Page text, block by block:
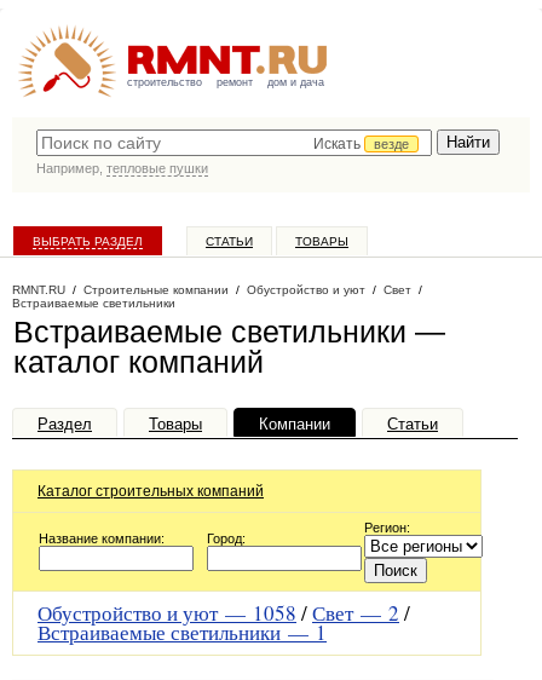
строительство ремонт дом и дача
Искать
везде
Например, тепловые пушки
ВЫБРАТЬ РАЗДЕЛ СТАТЬИ ТОВАРЫ
RMNT.RU / Строительные компании / Обустройство и уют / Свет /
Встраиваемые светильники
Встраиваемые светильники —
каталог компаний
Раздел Товары Компании Статьи
Каталог строительных компаний
Название компании: Город:
Регион:
Обустройство и уют — 1058 /Свет — 2 /
Встраиваемые светильники —1